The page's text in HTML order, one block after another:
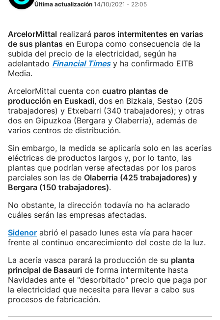
Última actualización 14/10/2021 - 22:05
ArcelorMittal realizará paros intermitentes en varias
de sus plantas en Europa como consecuencia de la
subida del precio de la electricidad, según ha
adelantado Financial Timesy ha confirmado EITB
Media.
ArcelorMittal cuenta con cuatro plantas de
producción en Euskadi, dos en Bizkaia, Sestao (205
trabajadores) y Etxebarri (340 trabajadores); y otras
dos en Gipuzkoa (Bergara y Olaberria), además de
varios centros de distribución.
Sin embargo, la medida se aplicaría solo en las acerías
eléctricas de productos largos y, por lo tanto, las
plantas que podrían verse afectadas por los paros
parciales son las de Olaberria (425 trabajadores) y
Bergara (150 trabajadores).
No obstante, la dirección todavía no ha aclarado
cuáles serán las empresas afectadas.
Sidenor abrió el pasado lunes esta vía para hacer
frente al continuo encarecimiento del coste de la luz.
La acería vasca parará la producción de su planta
principal de Basauri de forma intermitente hasta
Navidades ante el "desorbitado" precio que paga por
la electricidad que necesita para llevar a cabo sus
procesos de fabricación.